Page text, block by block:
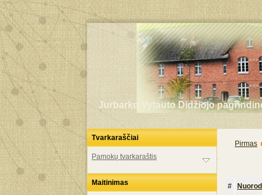
Jurbarko Vytauto Didžiojo
Tvarkaraščiai
Pamokų tvarkaraštis
Maitinimas
Pirmas
#